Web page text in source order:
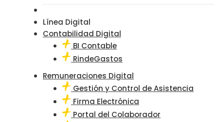
Línea Digital
Contabilidad Digital
BI Contable
RindeGastos
Remuneraciones Digital
Gestión y Control de Asistencia
Firma Electrónica
Portal del Colaborador